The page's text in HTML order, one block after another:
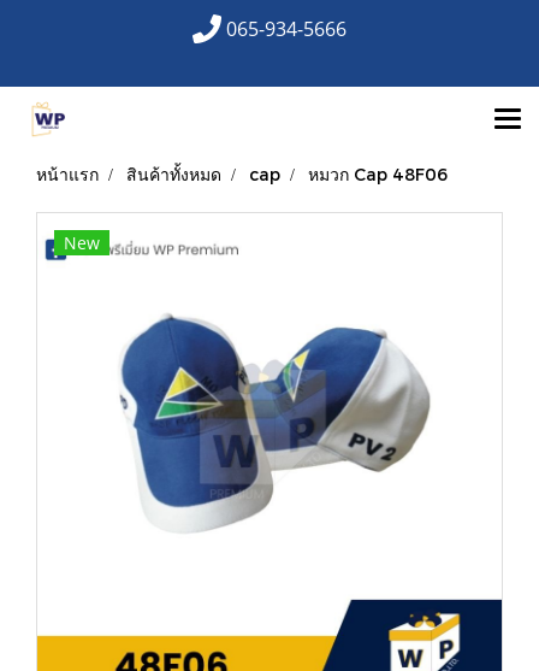
065-934-5666
หน้าแรก สินค้าทั้งหมด cap หมวก Cap 48F06
New